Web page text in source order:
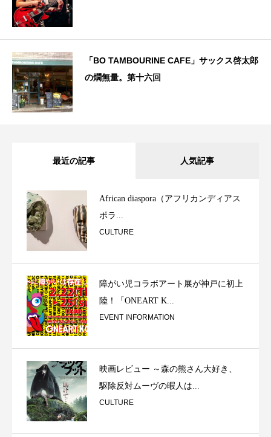
「BO TAMBOURINE CAFE」サックス啓太郎
の燗無量。第十六回
最近の記事 人気記事
African diaspora（アフリカンディアス
ポラ...
CULTURE
障がい児コラボアート展が神戸に初上
陸！「ONEART K...
EVENT INFORMATION
映画レビュー ～森の熊さん大好き、
駆除反対ムーヴの暇人は...
CULTURE